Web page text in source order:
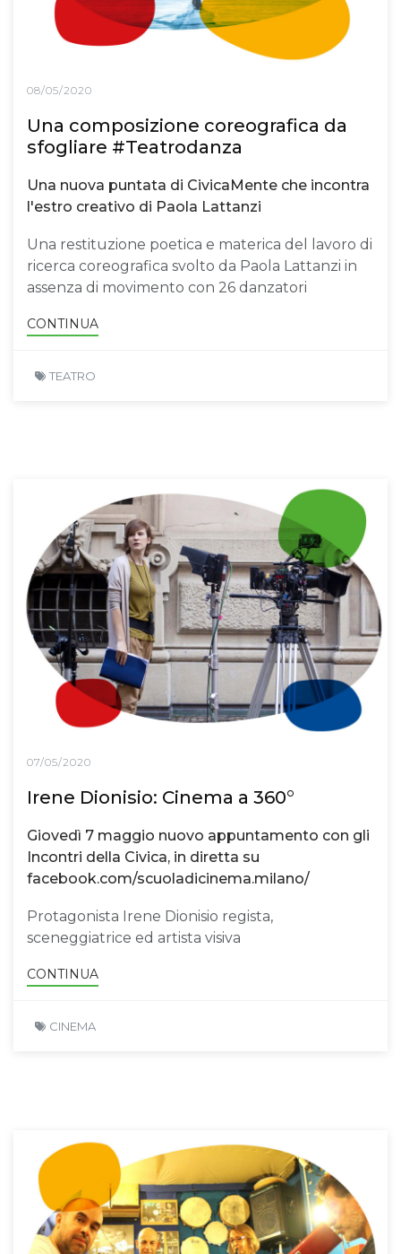
08/05/2020
Una composizione coreografica da
sfogliare #Teatrodanza
Una nuova puntata di CivicaMente che incontra
l'estro creativo di Paola Lattanzi
Una restituzione poetica e materica del lavoro di
ricerca coreografica svolto da Paola Lattanzi in
assenza di movimento con 26 danzatori
CONTINUA
TEATRO
07/05/2020
Irene Dionisio: Cinema a 360°
Giovedì 7 maggio nuovo appuntamento con gli
Incontri della Civica, in diretta su
facebook.com/scuoladicinema.milano/
Protagonista Irene Dionisio regista,
sceneggiatrice ed artista visiva
CONTINUA
CINEMA